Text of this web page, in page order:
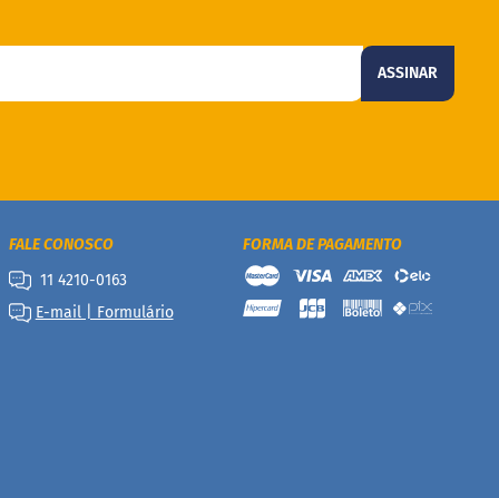
ASSINAR
FALE CONOSCO
11 4210-0163
E-mail | Formulário
FORMA DE PAGAMENTO